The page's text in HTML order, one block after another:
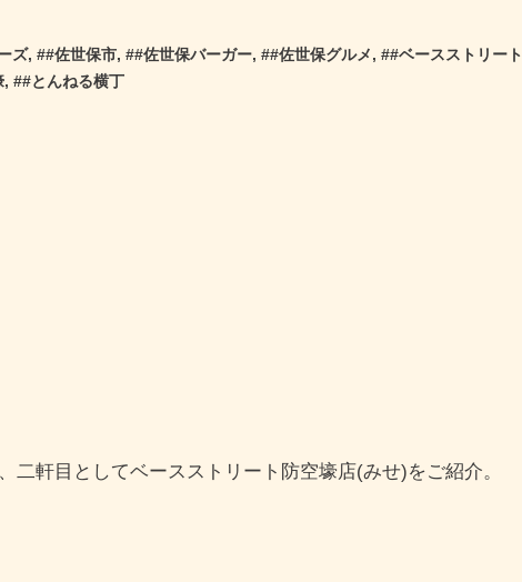
ズ, ##佐世保市, ##佐世保バーガー, ##佐世保グルメ, ##ベースストリート
, ##とんねる横丁
軒目としてベースストリート防空壕店(みせ)をご紹介。